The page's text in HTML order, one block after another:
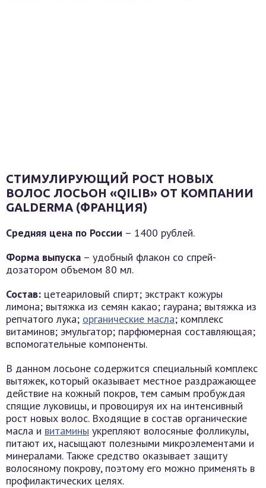
СТИМУЛИРУЮЩИЙ РОСТ НОВЫХ
ВОЛОС ЛОСЬОН «QILIB» ОТ КОМПАНИИ
GALDERMA (ФРАНЦИЯ)
Средняя цена по России – 1400 рублей.
Форма выпуска – удобный флакон со спрей-
дозатором объемом 80 мл.
Состав: цетеариловый спирт; экстракт кожуры
лимона; вытяжка из семян какао; гаурана; вытяжка из
репчатого лука; органические масла; комплекс
витаминов; эмульгатор; парфюмерная составляющая;
вспомогательные компоненты.
В данном лосьоне содержится специальный комплекс
вытяжек, который оказывает местное раздражающее
действие на кожный покров, тем самым пробуждая
спящие луковицы, и провоцируя их на интенсивный
рост новых волос. Входящие в состав органические
масла и витамины укрепляют волосяные фолликулы,
питают их, насыщают полезными микроэлементами и
минералами. Также средство оказывает защиту
волосяному покрову, поэтому его можно применять в
профилактических целях.